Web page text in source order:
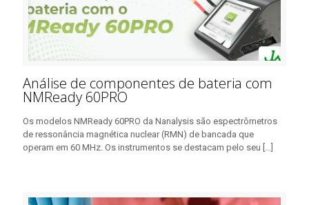
Análise de componentes de bateria com
NMReady 60PRO
Os modelos NMReady 60PRO da Nanalysis são espectrômetros
de ressonância magnética nuclear (RMN) de bancada que
operam em 60 MHz. Os instrumentos se destacam pelo seu […]